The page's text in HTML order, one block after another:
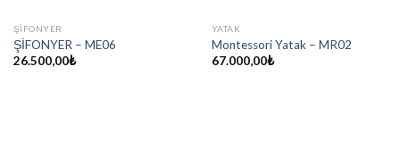
ŞIFONYER
ŞİFONYER – ME06
26.500,00₺
YATAK
Montessori Yatak – MR02
67.000,00₺